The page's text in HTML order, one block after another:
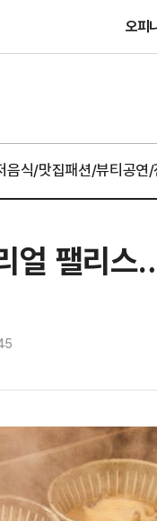
오피
음식/맛집패션/뷰티공연
얼 팰리스